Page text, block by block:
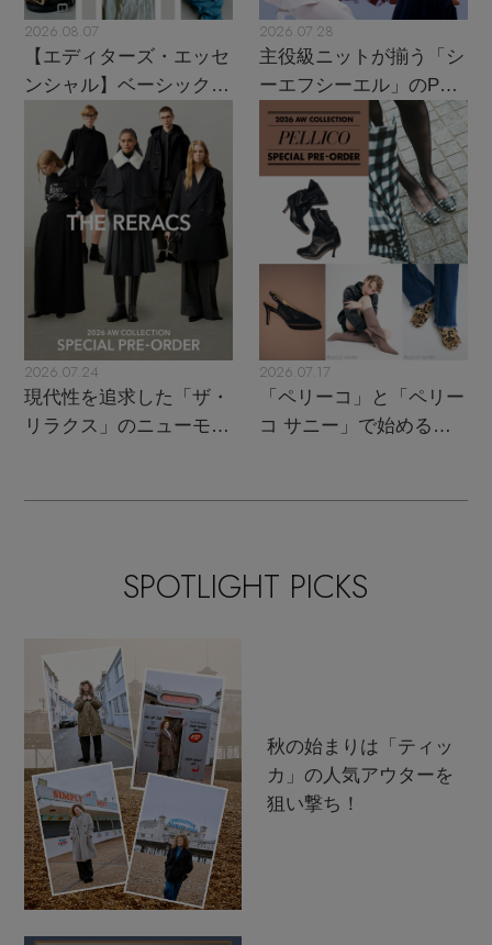
2026.08.07
【エディターズ・エッセ
ンシャル】ベーシックと
トレンドが交差する16の
2026.07.28
主役級ニットが揃う「シ
ーエフシーエル」のPOP
UPがスタート
2026.07.24
現代性を追求した「ザ・
リラクス」のニューモダ
2026.07.17
「ペリーコ」と「ペリー
コ サニー」で始める秋
SPOTLIGHT PICKS
秋の始まりは「ティッ
カ」の人気アウターを
狙い撃ち！